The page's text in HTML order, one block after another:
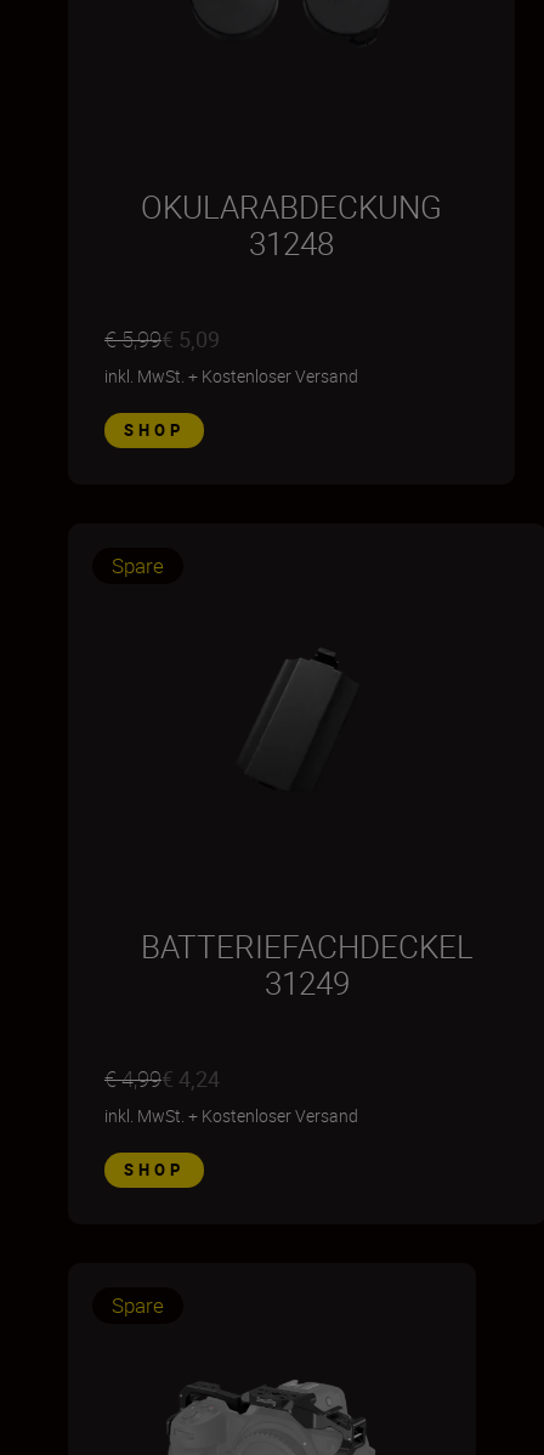
OKULARABDECKUNG
31248
€ 5,99€ 5,09
inkl. MwSt. + Kostenloser Versand
SHOP
Spare
BATTERIEFACHDECKEL
31249
€ 4,99€ 4,24
inkl. MwSt. + Kostenloser Versand
SHOP
Spare